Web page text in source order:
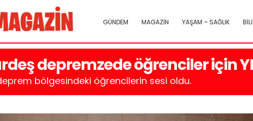
GÜNDEM MAGAZİN YAŞAM – SAĞLIK
depremzede öğrenciler için
bölgesindeki öğrencilerin sesi oldu.